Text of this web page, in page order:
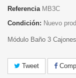
Referencia MB3C
Condición: Nuevo
Módulo Baño 3 Cajones
Tweet